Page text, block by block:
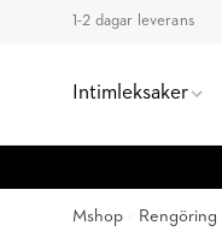
1-2 dagar leverans
Intimleksaker
Mshop Rengöring